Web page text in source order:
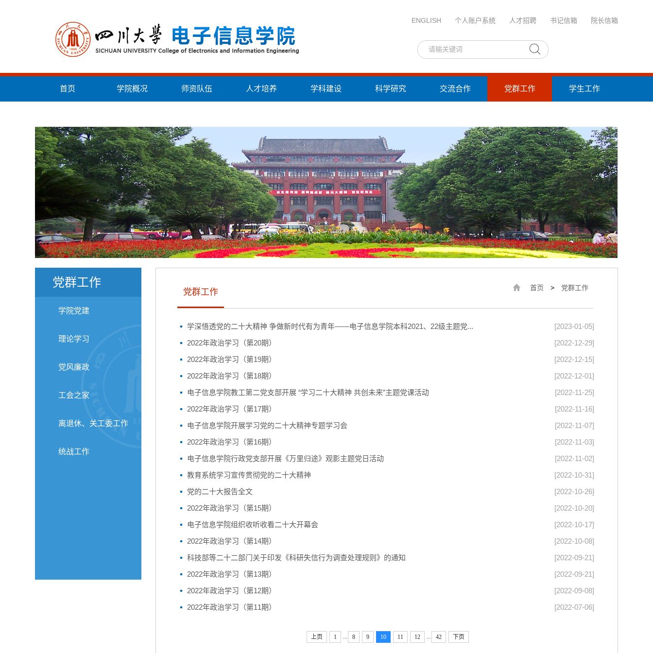
ENGLISH 个人账户系统 人才招聘 书记信箱 院长信箱
首页 学院概况 师资队伍 人才培养 学科建设 科学研究 交流合作 党群工作 学生工作
党群工作
学院党建
理论学习
党风廉政
工会之家
离退休、关工委工作
统战工作
党群工作 首页 > 党群工作
[2023-01-05]
学深悟透党的二十大精神 争做新时代有为青年——电子信息学院本科2021、22级主题党...
[2022-12-29]
2022年政治学习（第20期）
[2022-12-15]
2022年政治学习（第19期）
[2022-12-01]
2022年政治学习（第18期）
[2022-11-25]
电子信息学院教工第二党支部开展 “学习二十大精神 共创未来”主题党课活动
[2022-11-16]
2022年政治学习（第17期）
[2022-11-07]
电子信息学院开展学习党的二十大精神专题学习会
[2022-11-03]
2022年政治学习（第16期）
[2022-11-02]
电子信息学院行政党支部开展《万里归途》观影主题党日活动
[2022-10-31]
教育系统学习宣传贯彻党的二十大精神
[2022-10-26]
党的二十大报告全文
[2022-10-20]
2022年政治学习（第15期）
[2022-10-17]
电子信息学院组织收听收看二十大开幕会
[2022-10-08]
2022年政治学习（第14期）
[2022-09-21]
科技部等二十二部门关于印发《科研失信行为调查处理规则》的通知
[2022-09-21]
2022年政治学习（第13期）
[2022-09-08]
2022年政治学习（第12期）
[2022-07-06]
2022年政治学习（第11期）
上页 1 8 9 10 11 12 42 下页